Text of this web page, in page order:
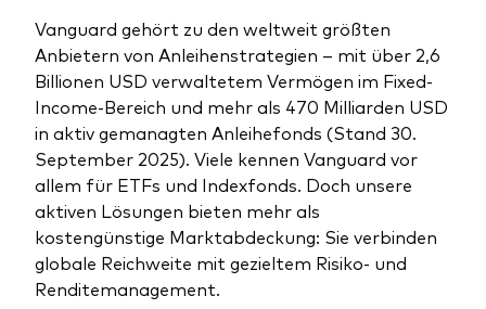
Fondsdokumente und Richtlinien
Vanguard Produkte kaufen
Index-Exposure-Analyse
Ihr Wissenshub: Studien & Analysen
Betrugsprävention
Vanguard gehört zu den weltweit größten
Anbietern von Anleihenstrategien – mit über 2,6
Billionen USD verwaltetem Vermögen im Fixed-
Income-Bereich und mehr als 470 Milliarden USD
in aktiv gemanagten Anleihefonds (Stand 30.
September 2025). Viele kennen Vanguard vor
allem für ETFs und Indexfonds. Doch unsere
aktiven Lösungen bieten mehr als
kostengünstige Marktabdeckung: Sie verbinden
globale Reichweite mit gezieltem Risiko- und
Renditemanagement.